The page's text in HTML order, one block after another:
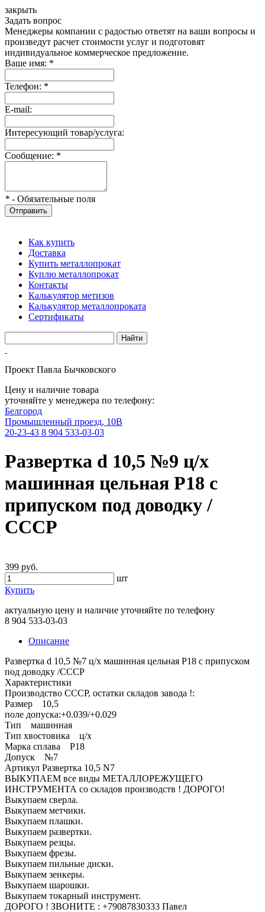
закрыть
Задать вопрос
Менеджеры компании с радостью ответят на ваши вопросы и
произведут расчет стоимости услуг и подготовят
индивидуальное коммерческое предложение.
Ваше имя: *
Телефон: *
E-mail:
Интересующий товар/услуга:
Сообщение: *
* - Обязательные поля
Отправить
Как купить
Доставка
Купить металлопрокат
Куплю металлопрокат
Контакты
Калькулятор метизов
Калькулятор металлопроката
Сертификаты
Проект Павла Бычковского
Цену и наличие товара
уточняйте у менеджера по телефону:
Белгород
Промышленный проезд, 10В
20-23-43 8 904 533-03-03
Развертка d 10,5 №9 ц/х
машинная цельная Р18 с
припуском под доводку /
СССР
399 руб.
шт
Купить
актуальную цену и наличие уточняйте по телефону
8 904 533-03-03
Описание
Развертка d 10,5 №7 ц/х машинная цельная Р18 с припуском
под доводку /СССР
Характеристики
Производство СССР, остатки складов завода !:
Размер 10,5
поле допуска:+0.039/+0.029
Тип машинная
Тип хвостовика ц/х
Марка сплава Р18
Допуск №7
Артикул Развертка 10,5 N7
ВЫКУПАЕМ все виды МЕТАЛЛОРЕЖУЩЕГО
ИНСТРУМЕНТА со складов производств ! ДОРОГО!
Выкупаем сверла.
Выкупаем метчики.
Выкупаем плашки.
Выкупаем развертки.
Выкупаем резцы.
Выкупаем фрезы.
Выкупаем пильные диски.
Выкупаем зенкеры.
Выкупаем шарошки.
Выкупаем токарный инструмент.
ДОРОГО ! ЗВОНИТЕ : +79087830333 Павел